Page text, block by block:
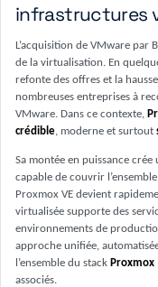
infrastructures
L’acquisition de VMware par
de la virtualisation. En
refonte des offres et la
nombreuses entreprises à
VMware. Dans ce contexte,
crédible, moderne et surtout
Sa montée en puissance
capable de couvrir
Proxmox VE devient
virtualisée supporte des
environnements de
approche unifiée,
l’ensemble du stack Proxmox
associés.